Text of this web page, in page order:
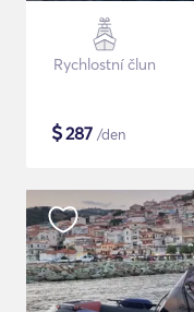
Rychlostní člun
$287 /den